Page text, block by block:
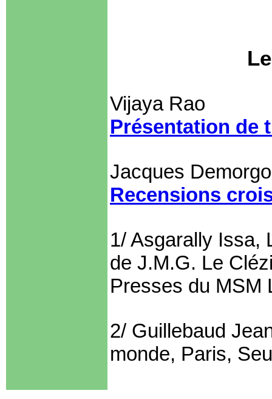
Vijaya Rao
Présentation de
Jacques
Recensions
1/ Asgarally Issa,
de J.M.G. Le
Presses du MSM
2/ Guillebaud
monde, Paris,